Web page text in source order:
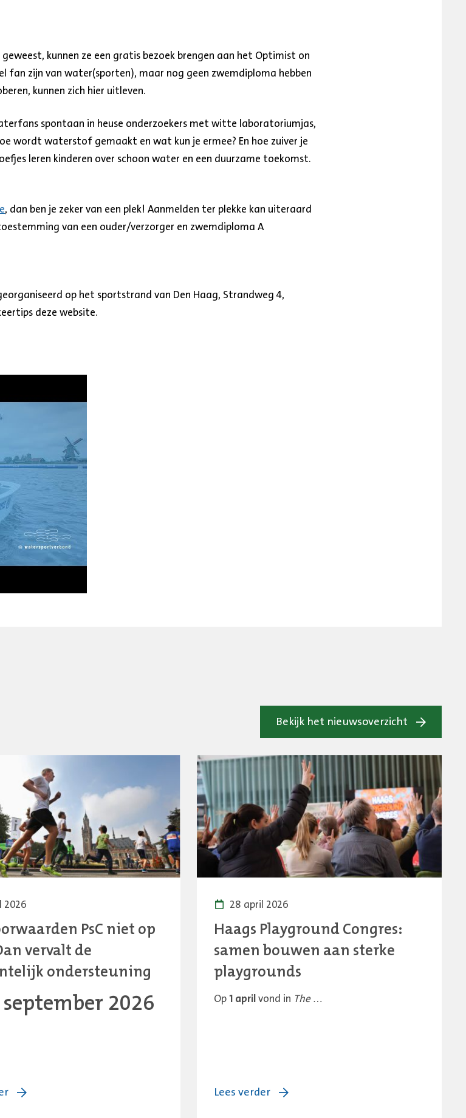
kunnen ze een gratis bezoek brengen aan het Optimist on
fan zijn van water(sporten), maar nog geen zwemdiploma hebben
kunnen zich hier uitleven.
spontaan in heuse onderzoekers met witte laboratoriumjas,
wordt waterstof gemaakt en wat kun je ermee? En hoe zuiver je
leren kinderen over schoon water en een duurzame toekomst.
, dan ben je zeker van een plek! Aanmelden ter plekke kan uiteraard
van een ouder/verzorger en zwemdiploma A
op het sportstrand van Den Haag, Strandweg 4,
deze website.
Bekijk het nieuwsoverzicht
2026
PsC niet op
vervalt de
ondersteuning
september 2026
over:
28 april 2026
Haags Playground Congres:
samen bouwen aan sterke
playgrounds
Op1 aprilvond in The …
Lees verder over: